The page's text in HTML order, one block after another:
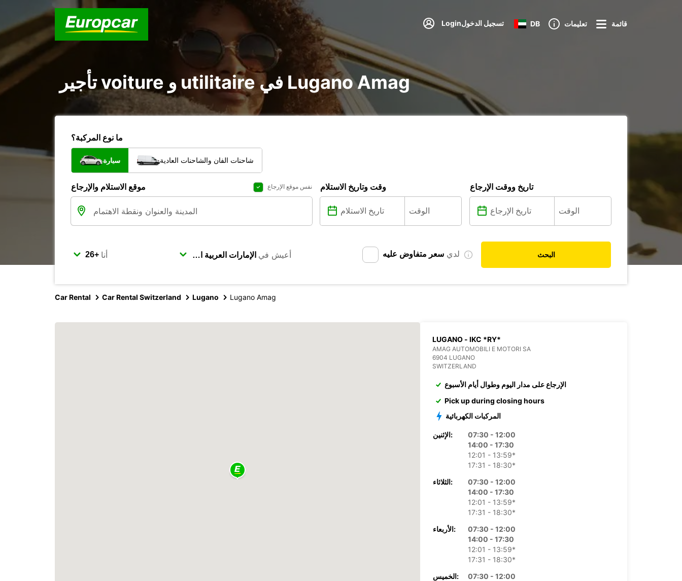
Loginتسجيل الدخول DB تعليمات قائمة
تأجير voiture و utilitaire في Lugano Amag
ما نوع المركبة؟
سيارة شاحنات الفان والشاحنات العادية
موقع الاستلام والإرجاع نفس موقع الإرجاع وقت وتاريخ الاستلام تاريخ ووقت الإرجاع
أنا أعيش في لدي سعر متفاوض عليه البحث
Car Rental Car Rental Switzerland Lugano Lugano Amag
LUGANO - IKC *RY*
AMAG AUTOMOBILI E MOTORI SA
6904 LUGANO
SWITZERLAND
الإرجاع على مدار اليوم وطوال أيام الأسبوع
Pick up during closing hours
المركبات الكهربائية
الإثنين:
07:30 - 12:00
14:00 - 17:30
12:01 - 13:59*
17:31 - 18:30*
الثلاثاء:
07:30 - 12:00
14:00 - 17:30
12:01 - 13:59*
17:31 - 18:30*
الأربعاء:
07:30 - 12:00
14:00 - 17:30
12:01 - 13:59*
17:31 - 18:30*
الخميس:
07:30 - 12:00